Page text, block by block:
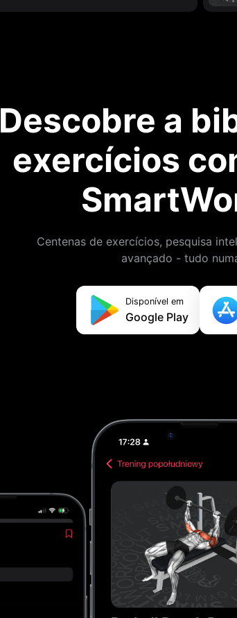
Descobre a
exercícios
Centenas de exercícios, pesquisa
avançado - tudo
Disponível em
Google Play